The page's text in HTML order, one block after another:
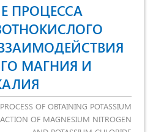
ПРОЦЕССА
МАГНИЯ И
OF OBTAINING POTASSIUM
OF MAGNESIUM NITROGEN